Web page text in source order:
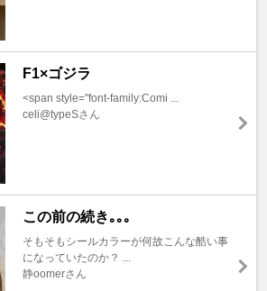
F1×ゴジラ
<span style="font-family:Comi ...
celi@typeSさん
この前の続き｡｡｡
そもそもシールカラーが何故こんな酷い事
になっていたのか？ ...
静oomerさん